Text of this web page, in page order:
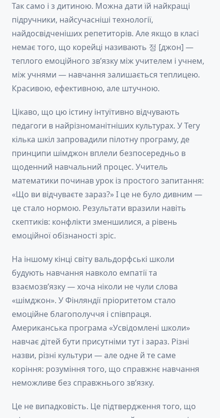
Так само і з дитиною. Можна дати їй найкращі
підручники, найсучасніші технології,
найдосвідченіших репетиторів. Але якщо в класі
немає того, що корейці називають 정 [джон] —
теплого емоційного зв’язку між учителем і учнем,
між учнями — навчання залишається теплицею.
Красивою, ефективною, але штучною.
Цікаво, що цю істину інтуїтивно відчувають
педагоги в найрізноманітніших культурах. У Тегу
кілька шкіл запровадили пілотну програму, де
принципи шімджон вплели безпосередньо в
щоденний навчальний процес. Учитель
математики починав урок із простого запитання:
«Що ви відчуваєте зараз?» І це не було дивним —
це стало нормою. Результати вразили навіть
скептиків: конфлікти зменшилися, а рівень
емоційної обізнаності зріс.
На іншому кінці світу вальдорфські школи
будують навчання навколо емпатії та
взаємозв’язку — хоча ніколи не чули слова
«шімджон». У Фінляндії пріоритетом стало
емоційне благополуччя і співпраця.
Американська програма «Усвідомлені школи»
навчає дітей бути присутніми тут і зараз. Різні
назви, різні культури — але одне й те саме
коріння: розуміння того, що справжнє навчання
неможливе без справжнього зв’язку.
Це не випадковість. Це підтвердження того, що